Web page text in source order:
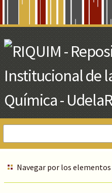
Main
Content
Navegar por los elementos